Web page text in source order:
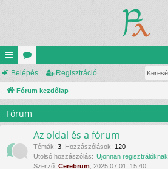
yo
rs
lin
ke
k
ór
u
ok
Belépés Regisztráció
Fórum kezdőlap
Fórum
Az oldal és a fórum
Témák: 3 Hozzászólások: 120
Utolsó hozzászólás: Újonnan regisztrálóknak
Szerző: Cerebrum , 2025.07.01. 15:40